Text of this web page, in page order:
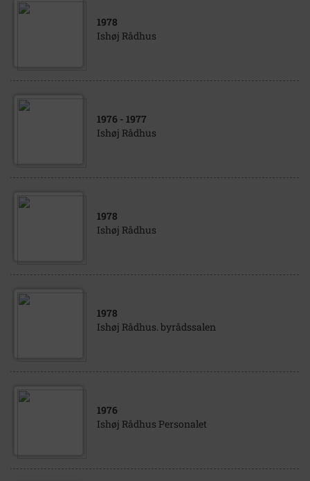
1978
Ishøj Rådhus
1976 - 1977
Ishøj Rådhus
1978
Ishøj Rådhus
1978
Ishøj Rådhus. byrådssalen
1976
Ishøj Rådhus Personalet